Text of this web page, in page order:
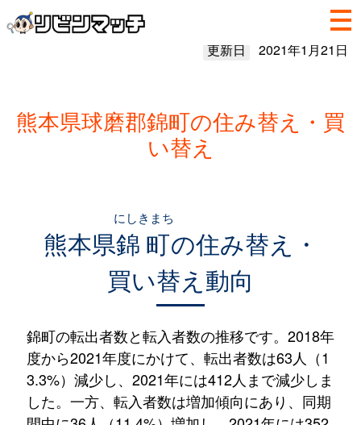
更新日 2021年1月21日
熊本県球磨郡錦町の住み替え・買
い替え
熊本県錦町
にしきまち
の住み替え・
買い替え動向
錦町の転出者数と転入者数の推移です。2018年
度から2021年度にかけて、転出者数は63人（1
3.3%）減少し、2021年には412人まで減少しま
した。一方、転入者数は増加傾向にあり、同期